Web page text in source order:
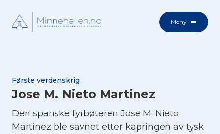
Meny
Første verdenskrig
Jose M. Nieto Martinez
Den spanske fyrbøteren Jose M. Nieto
Martinez ble savnet etter kapringen av tysk